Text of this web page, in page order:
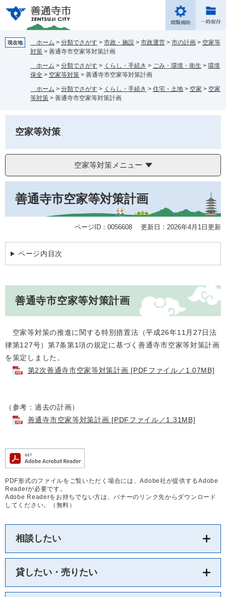
の
先
ー
を
現在地 ホーム > 分類でさがす > 市政・施設 > 市政運営 > 市の計画 > 空家等
対策 > 善通寺市空家等対策計画
ホーム > 分類でさがす > くらし・手続き > ごみ・環境・衛生 > 環境
保全 > 空家等対策 > 善通寺市空家等対策計画
ホーム > 分類でさがす > くらし・手続き > 住宅・土地 > 空家 > 空家
等対策 > 善通寺市空家等対策計画
空家等対策
空家等対策メニュー
善通寺市空家等対策計画
ページID：0056608 更新日：2026年4月1日更新
ページ内目次
善通寺市空家等対策計画
空家等対策の推進に関する特別措置法（平成26年11月27日法
律第127号）第7条第1項の規定に基づく善通寺市空家等対策計画
を策定しました。
第2次善通寺市空家等対策計画 [PDFファイル／1.07MB]
（参考：過去の計画）
善通寺市空家等対策計画 [PDFファイル／1.31MB]
PDF形式のファイルをご覧いただく場合には、Adobe社が提供するAdobe
Readerが必要です。
Adobe Readerをお持ちでない方は、バナーのリンク先からダウンロード
してください。（無料）
相談したい
貸したい・売りたい